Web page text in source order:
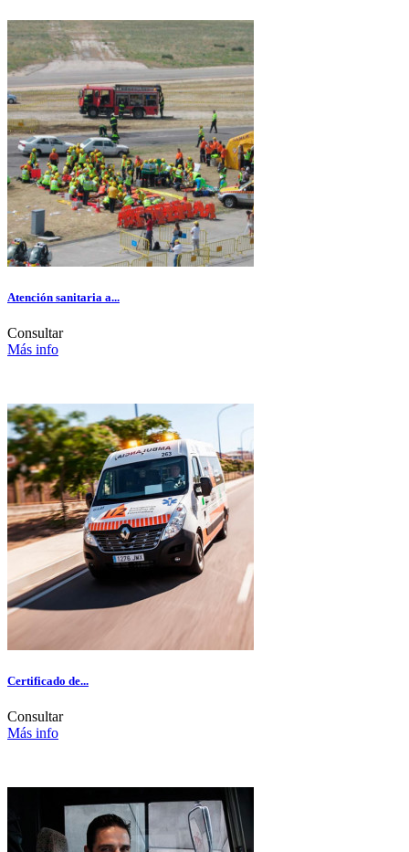
Atención sanitaria a...
Consultar
Más info
Certificado de...
Consultar
Más info